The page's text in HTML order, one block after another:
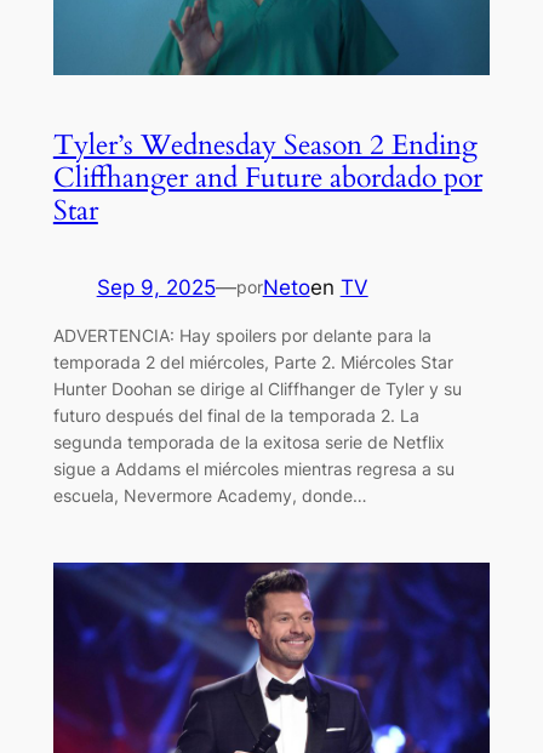
Tyler’s Wednesday Season 2 Ending
Cliffhanger and Future abordado por
Star
Sep 9, 2025—porNetoen TV
ADVERTENCIA: Hay spoilers por delante para la
temporada 2 del miércoles, Parte 2. Miércoles Star
Hunter Doohan se dirige al Cliffhanger de Tyler y su
futuro después del final de la temporada 2. La
segunda temporada de la exitosa serie de Netflix
sigue a Addams el miércoles mientras regresa a su
escuela, Nevermore Academy, donde…